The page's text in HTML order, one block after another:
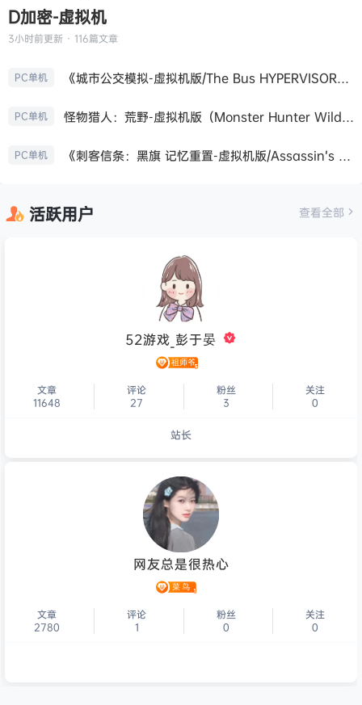
D加密-虚拟机
3小时前更新 · 116篇文章
PC单机 《城市公交模拟-虚拟机版/The Bus HYPERVISOR》免安装中文版
PC单机 怪物猎人：荒野-虚拟机版（Monster Hunter Wilds HYPERVISOR）免安装中文版
PC单机 《刺客信条：黑旗 记忆重置-虚拟机版/Assassin’s Creed Black Flag Resynced HYPERVISOR》免安装中文版
活跃用户 查看全部
52游戏_彭于晏
文章
11648
评论
27
粉丝
3
关注
0
站长
个人主页
网友总是很热心
文章
2780
评论
1
粉丝
0
关注
0